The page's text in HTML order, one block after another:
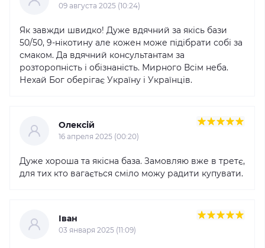
09 августа 2025 (10:24)
Як завжди швидко! Дуже вдячний за якісь бази
50/50, 9-нікотину але кожен може підібрати собі за
смаком. Да вдячний консультантам за
розторопність і обізнаність. Мирного Всім неба.
Нехай Бог оберігає Україну і Українців.
Олексій
16 апреля 2025 (00:20)
Дуже хороша та якісна база. Замовляю вже в третє,
для тих кто вагається сміло можу радити купувати.
Іван
03 января 2025 (11:09)